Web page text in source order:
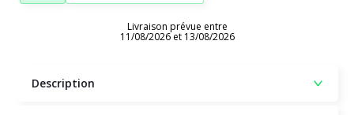
Livraison prévue entre
11/08/2026 et 13/08/2026
Description